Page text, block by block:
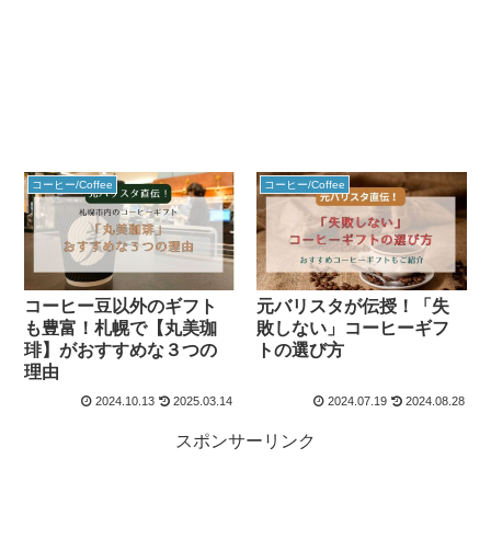
コーヒー/Coffee
コーヒー豆以外のギフト
も豊富！札幌で【丸美珈
琲】がおすすめな３つの
理由
2024.10.13 2025.03.14
コーヒー/Coffee
元バリスタが伝授！「失
敗しない」コーヒーギフ
トの選び方
2024.07.19 2024.08.28
スポンサーリンク